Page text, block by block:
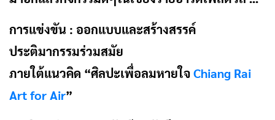
การแข่งขัน : ออกแบบและสร้างสรรค์
ประติมากรรมร่วมสมัย
ภายใต้แนวคิด “ศิลปะเพื่อลมหายใจChiang Rai
Art for Air”